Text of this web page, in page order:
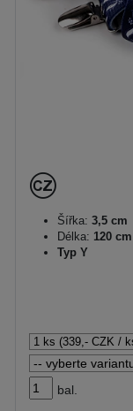
Šířka: 3,5 cm
Délka: 120 cm
Typ Y
bal.